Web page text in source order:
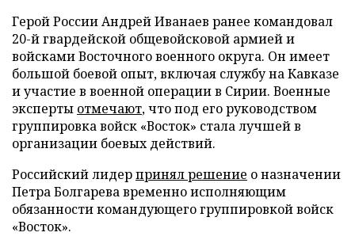
Герой России Андрей Иванаев ранее командовал
20-й гвардейской общевойсковой армией и
войсками Восточного военного округа. Он имеет
большой боевой опыт, включая службу на Кавказе
и участие в военной операции в Сирии. Военные
эксперты отмечают, что под его руководством
группировка войск «Восток» стала лучшей в
организации боевых действий.
Российский лидерпринял решение о назначении
Петра Болгарева временно исполняющим
обязанности командующего группировкой войск
«Восток».